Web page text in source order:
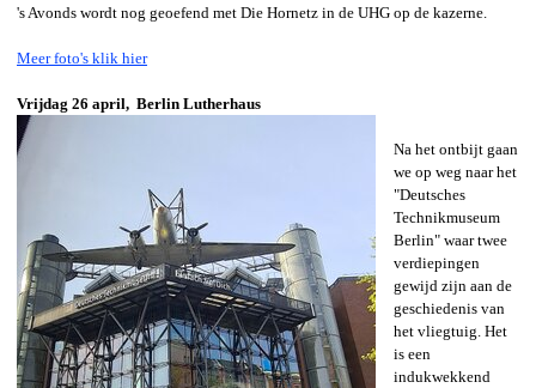
's Avonds wordt nog geoefend met Die Hornetz in de UHG op de kazerne.
Meer foto's klik hier
Vrijdag 26 april, Berlin Lutherhaus
Na het ontbijt gaan
we op weg naar het
"Deutsches
Technikmuseum
Berlin" waar twee
verdiepingen
gewijd zijn aan de
geschiedenis van
het vliegtuig. Het
is een
indukwekkend